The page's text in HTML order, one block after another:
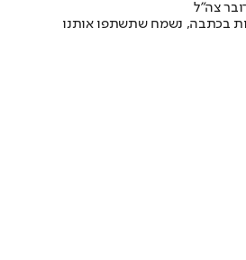
צה"ל
בכתבה, נשמח שתשתפו אותנו